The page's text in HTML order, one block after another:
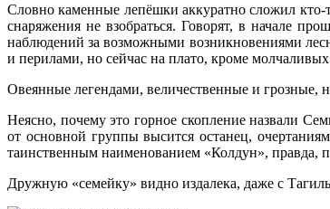
Словно каменные лепёшки аккуратно сложил кто-
снаряжения не взобраться. Говорят, в начале
наблюдений за возможными возникновениями
и перилами, но сейчас на плато, кроме
Овеянные легендами, величественные и грозные,
Неясно, почему это горное скопление назвали
от основной группы высится останец,
таинственным наименованием «Колдун», правда,
Дружную «семейку» видно издалека, даже с